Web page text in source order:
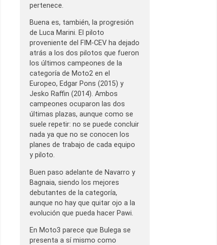
pertenece.
Buena es, también, la progresión
de Luca Marini. El piloto
proveniente del FIM-CEV ha dejado
atrás a los dos pilotos que fueron
los últimos campeones de la
categoría de Moto2 en el
Europeo, Edgar Pons (2015) y
Jesko Raffin (2014). Ambos
campeones ocuparon las dos
últimas plazas, aunque como se
suele repetir: no se puede concluir
nada ya que no se conocen los
planes de trabajo de cada equipo
y piloto.
Buen paso adelante de Navarro y
Bagnaia, siendo los mejores
debutantes de la categoría,
aunque no hay que quitar ojo a la
evolución que pueda hacer Pawi.
En Moto3 parece que Bulega se
presenta a sí mismo como